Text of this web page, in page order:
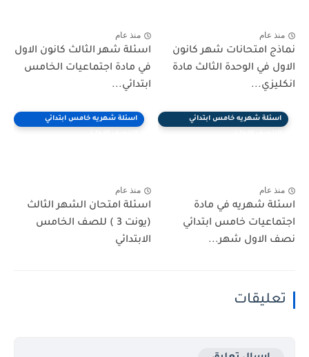
منذ عام
نماذج امتحانات شهر كانون
الاول في الوحدة الثالث مادة
انكليزي...
منذ عام
اسئلة شهر الثالث كانون الاول
في مادة اجتماعيات الخامس
ابتدائي...
اسئلة شهريه خامس ابتدائي
منذ عام
اسئلة شهريه في مادة
اجتماعيات خامس ابتدائي
نصف الاول شهر...
اسئلة شهريه خامس ابتدائي
منذ عام
اسئلة امتحان الشهر الثالث
(يونت 3 ) للصف الخامس
الابتدائي
تعليقات